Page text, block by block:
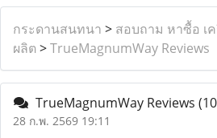
กระดานสนทนา > สอบถาม หาซื้อ เ
ผลิต >TrueMagnumWay Reviews
TrueMagnumWay Reviews
28 ก.พ. 2569 19:11